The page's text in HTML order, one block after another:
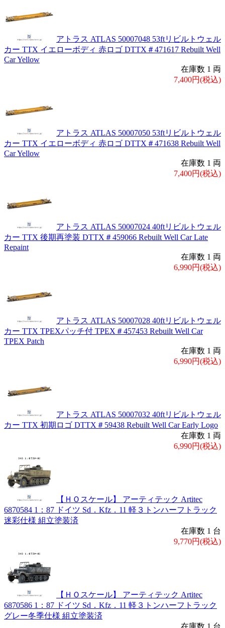
アトラス ATLAS 50007048 53ftリビルトウェル
カー TTX イエローボディ 赤ロゴ DTTX＃471617 Rebuilt Well
Car Yellow
在庫数 1 両
7,400円(税込)
アトラス ATLAS 50007050 53ftリビルトウェル
カー TTX イエローボディ 赤ロゴ DTTX＃471638 Rebuilt Well
Car Yellow
在庫数 1 両
7,400円(税込)
アトラス ATLAS 50007024 40ftリビルトウェル
カー TTX 後期再塗装 DTTX＃459066 Rebuilt Well Car Late
Repaint
在庫数 1 両
6,990円(税込)
アトラス ATLAS 50007028 40ftリビルトウェル
カー TTX TPEXパッチ付 TPEX＃457453 Rebuilt Well Car
TPEX Patch
在庫数 1 両
6,990円(税込)
アトラス ATLAS 50007032 40ftリビルトウェル
カー TTX 初期ロゴ DTTX＃59438 Rebuilt Well Car Early Logo
在庫数 1 両
6,990円(税込)
【ＨＯスケール】 アーティテック Artitec
6870584 1：87 ドイツ Sd．Kfz．11 軽３トンハーフトラック
迷彩仕様 組立塗装済
在庫数 1 台
9,770円(税込)
【ＨＯスケール】 アーティテック Artitec
6870586 1：87 ドイツ Sd．Kfz．11 軽３トンハーフトラック
グレー冬季仕様 組立塗装済
在庫数 1 台